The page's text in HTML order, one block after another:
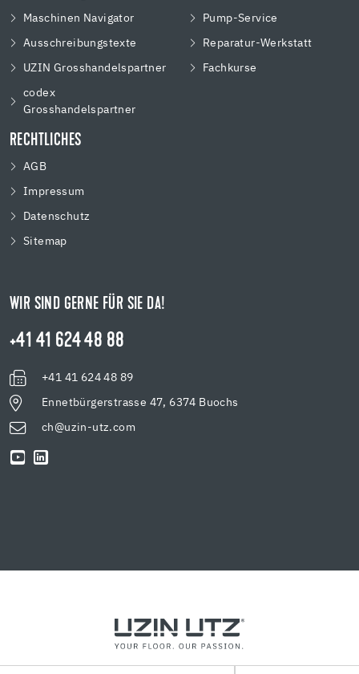
Maschinen Navigator
Ausschreibungstexte
UZIN Grosshandelspartner
codex
Grosshandelspartner
Pump-Service
Reparatur-Werkstatt
Fachkurse
RECHTLICHES
AGB
Impressum
Datenschutz
Sitemap
WIR SIND GERNE FÜR SIE DA!
+41 41 624 48 88
+41 41 624 48 89
Ennetbürgerstrasse 47, 6374 Buochs
ch@uzin-utz.com